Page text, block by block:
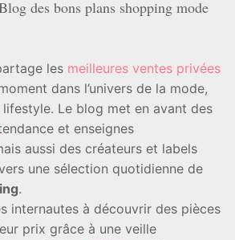
des bons plans shopping mode
les meilleures ventes privées
dans l’univers de la mode,
Le blog met en avant des
et enseignes
aussi des créateurs et labels
une sélection quotidienne de
.
internautes à découvrir des pièces
prix grâce à une veille